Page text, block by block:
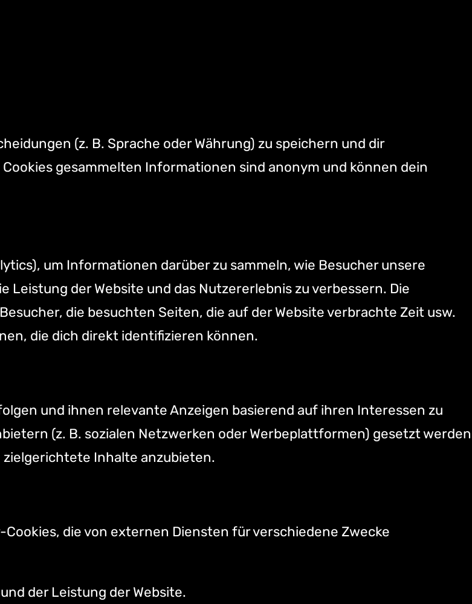
(z. B. Sprache oder Währung) zu speichern und dir
gesammelten Informationen sind anonym und können dein
um Informationen darüber zu sammeln, wie Besucher unsere
Leistung der Website und das Nutzererlebnis zu verbessern. Die
die besuchten Seiten, die auf der Website verbrachte Zeit usw.
die dich direkt identifizieren können.
und ihnen relevante Anzeigen basierend auf ihren Interessen zu
(z. B. sozialen Netzwerken oder Werbeplattformen) gesetzt werden
Inhalte anzubieten.
die von externen Diensten für verschiedene Zwecke
der Leistung der Website.